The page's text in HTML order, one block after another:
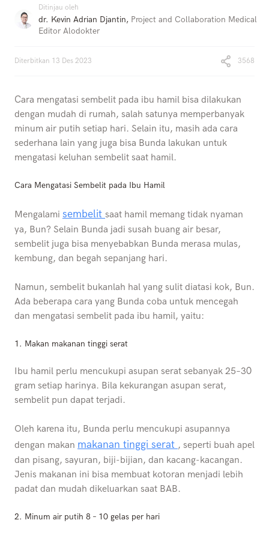
Ditinjau oleh
dr. Kevin Adrian Djantin, Project and Collaboration Medical
Editor Alodokter
Diterbitkan 13 Des 2023 3568
Cara mengatasi sembelit pada ibu hamil bisa dilakukan
dengan mudah di rumah, salah satunya memperbanyak
minum air putih setiap hari. Selain itu, masih ada cara
sederhana lain yang juga bisa Bunda lakukan untuk
mengatasi keluhan sembelit saat hamil.
Cara Mengatasi Sembelit pada Ibu Hamil
Mengalami sembelit saat hamil memang tidak nyaman
ya, Bun? Selain Bunda jadi susah buang air besar,
sembelit juga bisa menyebabkan Bunda merasa mulas,
kembung, dan begah sepanjang hari.
Namun, sembelit bukanlah hal yang sulit diatasi kok, Bun.
Ada beberapa cara yang Bunda coba untuk mencegah
dan mengatasi sembelit pada ibu hamil, yaitu:
1. Makan makanan tinggi serat
Ibu hamil perlu mencukupi asupan serat sebanyak 25–30
gram setiap harinya. Bila kekurangan asupan serat,
sembelit pun dapat terjadi.
Oleh karena itu, Bunda perlu mencukupi asupannya
dengan makan makanan tinggi serat , seperti buah apel
dan pisang, sayuran, biji-bijian, dan kacang-kacangan.
Jenis makanan ini bisa membuat kotoran menjadi lebih
padat dan mudah dikeluarkan saat BAB.
2. Minum air putih 8 – 10 gelas per hari